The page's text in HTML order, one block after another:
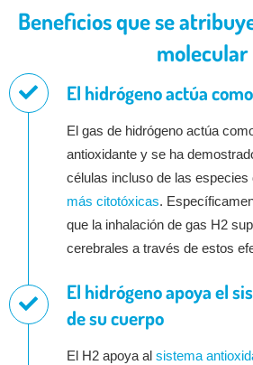
Beneficios que se
molecular
El hidrógeno actúa
El gas de hidrógeno actúa
antioxidante y se ha
células incluso de las
más citotóxicas.
que la inhalación de gas H2
cerebrales a través de estos
El hidrógeno apoya el
de su cuerpo
El H2 apoya al sistema